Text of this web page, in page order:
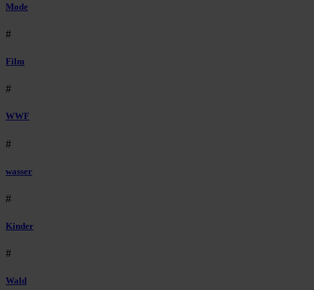
Mode
#
Film
#
WWF
#
wasser
#
Kinder
#
Wald